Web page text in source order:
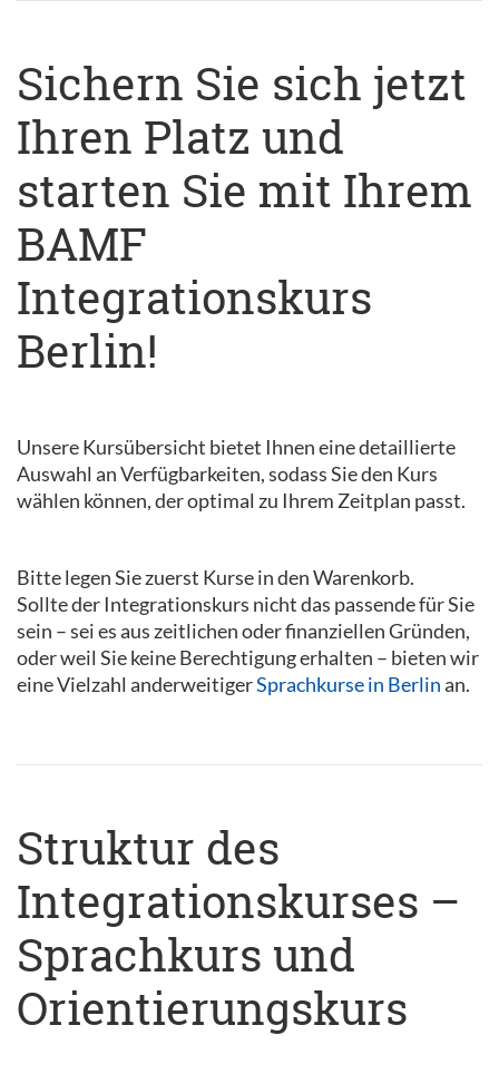
Sichern Sie sich jetzt
Ihren Platz und
starten Sie mit Ihrem
BAMF
Integrationskurs
Berlin!
Unsere Kursübersicht bietet Ihnen eine detaillierte
Auswahl an Verfügbarkeiten, sodass Sie den Kurs
wählen können, der optimal zu Ihrem Zeitplan passt.
Bitte legen Sie zuerst Kurse in den Warenkorb.
Sollte der Integrationskurs nicht das passende für Sie
sein – sei es aus zeitlichen oder finanziellen Gründen,
oder weil Sie keine Berechtigung erhalten – bieten wir
eine Vielzahl anderweitigerSprachkurse in Berlinan.
Struktur des
Integrationskurses –
Sprachkurs und
Orientierungskurs